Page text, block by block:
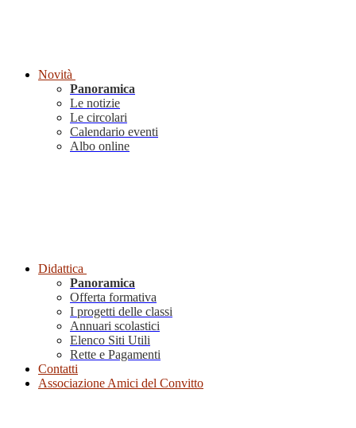
Novità
Panoramica
Le notizie
Le circolari
Calendario eventi
Albo online
Didattica
Panoramica
Offerta formativa
I progetti delle classi
Annuari scolastici
Elenco Siti Utili
Rette e Pagamenti
Contatti
Associazione Amici del Convitto